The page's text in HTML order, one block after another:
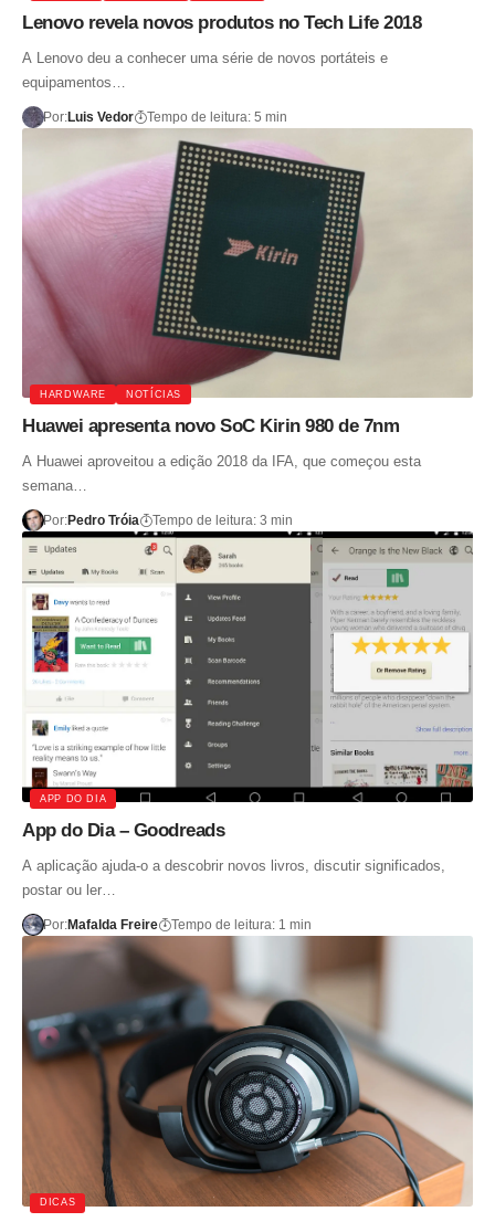
Lenovo revela novos produtos no Tech Life 2018
A Lenovo deu a conhecer uma série de novos portáteis e
equipamentos…
Por:Luis Vedor Tempo de leitura: 5 min
HARDWARE NOTÍCIAS
Huawei apresenta novo SoC Kirin 980 de 7nm
A Huawei aproveitou a edição 2018 da IFA, que começou esta
semana…
Por:Pedro Tróia Tempo de leitura: 3 min
APP DO DIA
App do Dia – Goodreads
A aplicação ajuda-o a descobrir novos livros, discutir significados,
postar ou ler…
Por:Mafalda Freire Tempo de leitura: 1 min
DICAS